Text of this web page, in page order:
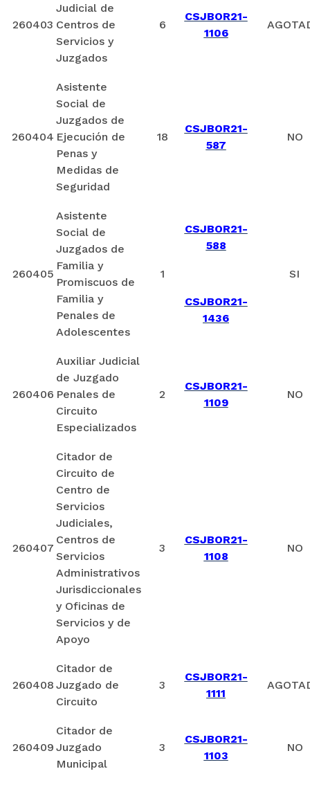
260403
Judicial de
Centros de
Servicios y
Juzgados
6
CSJBOR21-
1106
260404
Asistente
Social de
Juzgados de
Ejecución de
Penas y
Medidas de
Seguridad
18
CSJBOR21-
587
NO
260405
Asistente
Social de
Juzgados de
Familia y
Promiscuos de
Familia y
Penales de
Adolescentes
1
CSJBOR21-
588
SI
CSJBOR21-
1436
260406
Auxiliar Judicial
de Juzgado
Penales de
Circuito
Especializados
2
CSJBOR21-
1109
NO
260407
Citador de
Circuito de
Centro de
Servicios
Judiciales,
Centros de
Servicios
Administrativos
Jurisdiccionales
y Oficinas de
Servicios y de
Apoyo
3
CSJBOR21-
1108
NO
260408
Citador de
Juzgado de
Circuito
3
CSJBOR21-
1111
260409
Citador de
Juzgado
Municipal
3
CSJBOR21-
1103
NO